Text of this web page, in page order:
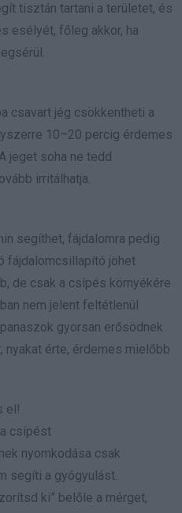
tisztán tartani a területet, és
esélyét, főleg akkor, ha
csavart jég csökkentheti a
10–20 percig érdemes
jeget soha ne tedd
irritálhatja.
segíthet, fájdalomra pedig
fájdalomcsillapító jöhet
de csak a csípés környékére
nem jelent feltétlenül
gyorsan erősödnek
nyakat érte, érdemes mielőbb
el!
csípést
nyomkodása csak
segíti a gyógyulást.
ki” belőle a mérget,